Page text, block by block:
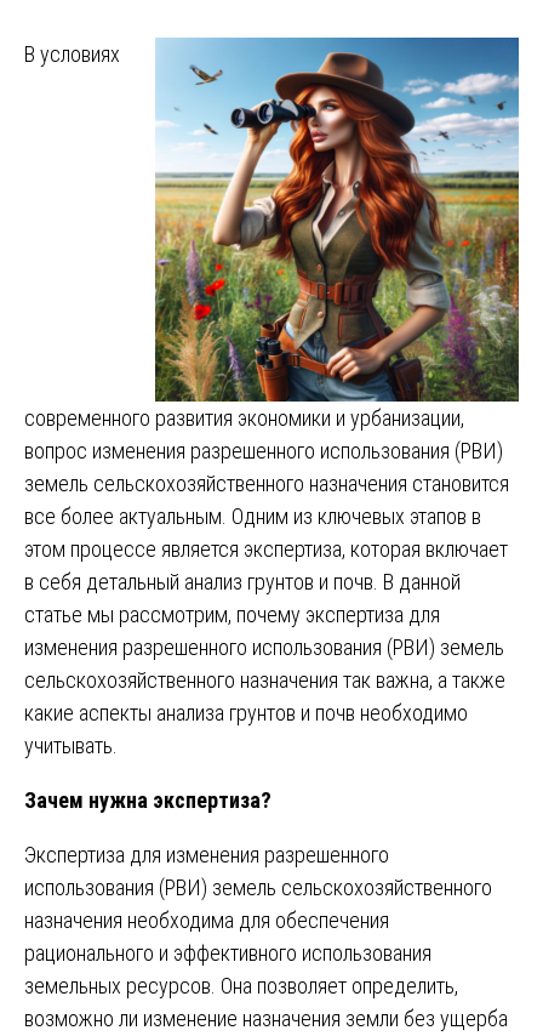
В условиях
современного развития экономики и урбанизации,
вопрос изменения разрешенного использования (РВИ)
земель сельскохозяйственного назначения становится
все более актуальным. Одним из ключевых этапов в
этом процессе является экспертиза, которая включает
в себя детальный анализ грунтов и почв. В данной
статье мы рассмотрим, почему экспертиза для
изменения разрешенного использования (РВИ) земель
сельскохозяйственного назначения так важна, а также
какие аспекты анализа грунтов и почв необходимо
учитывать.
Зачем нужна экспертиза?
Экспертиза для изменения разрешенного
использования (РВИ) земель сельскохозяйственного
назначения необходима для обеспечения
рационального и эффективного использования
земельных ресурсов. Она позволяет определить,
возможно ли изменение назначения земли без ущерба